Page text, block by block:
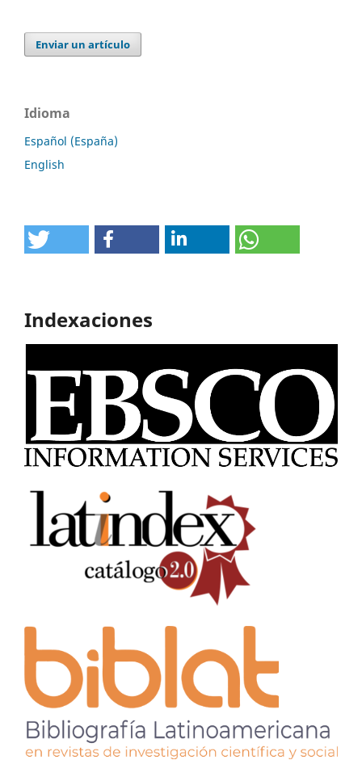
Enviar un artículo
Idioma
Español (España)
English
Indexaciones